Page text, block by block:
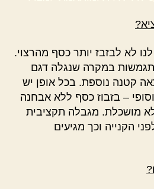
לא לבזבז יותר כסף מהרצוי.
במקרה שנגלה דגם
קטנה נוספת. בכל אופן יש
– בזבוז כסף ללא אבחנה
מושכלת. מגבלה תקציבית
הקנייה וכך מגיעים